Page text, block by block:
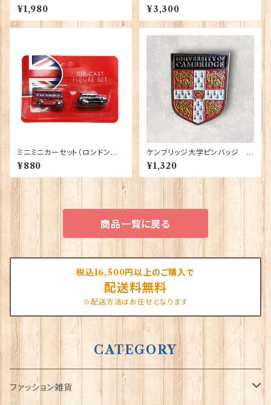
ー】 Eurostick 90407-Nes
sie
¥1,980
グ Elgate Products 90378
¥3,300
ミニミニカーセット（ロンドンバ
ス＆ブラックキャブ） Elgate Pr
oducts 90322
¥880
ケンブリッジ大学ピンバッジ El
gate Products 90416
¥1,320
商品一覧に戻る
税込16,500円以上のご購入で
配送料無料
※配送方法はお任せとなります
CATEGORY
ファッション雑貨